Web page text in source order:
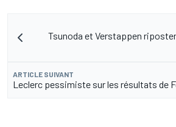
Tsunoda et Verstappen
ARTICLE SUIVANT
Leclerc pessimiste sur les résultats de